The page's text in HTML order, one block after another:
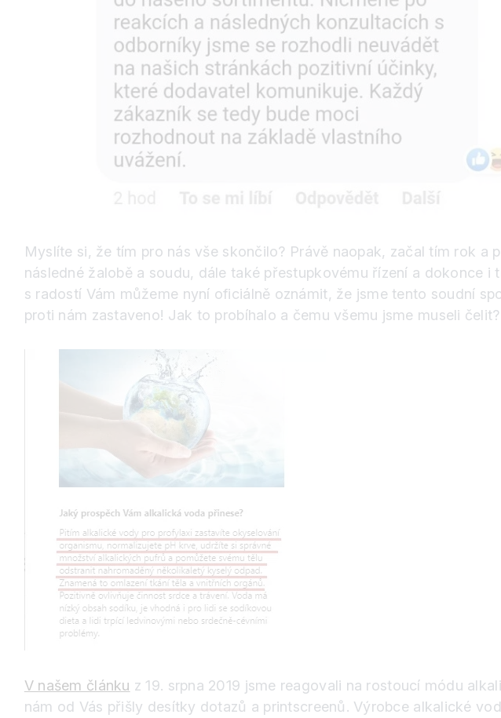
Myslíte si, že tím pro nás vše skončilo? Právě naopak, začal tím rok
následné žalobě a soudu, dále také přestupkovému řízení a dokonce
s radostí Vám můžeme nyní oficiálně oznámit, že jsme tento soudní
proti nám zastaveno! Jak to probíhalo a čemu všemu jsme museli čelit?
V našem článku z 19. srpna 2019 jsme reagovali na rostoucí módu
nám od Vás přišly desítky dotazů a printscreenů. Výrobce alkalické